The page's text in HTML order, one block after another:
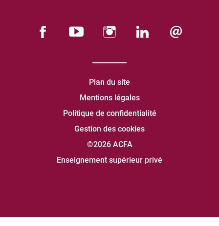
Plan du site
Mentions légales
Politique de confidentialité
Gestion des cookies
©2026 ACFA
Enseignement supérieur privé